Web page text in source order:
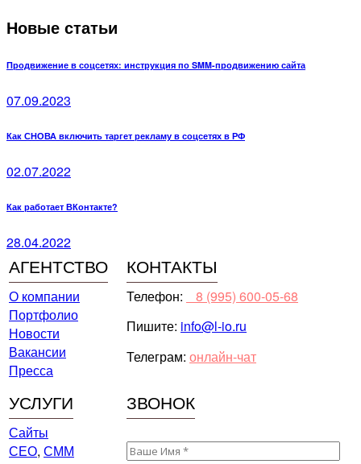
Новые статьи
Продвижение в соцсетях: инструкция по SMM-продвижению сайта
07.09.2023
Как СНОВА включить таргет рекламу в соцсетях в РФ
02.07.2022
Как работает ВКонтакте?
28.04.2022
АГЕНТСТВО КОНТАКТЫ
О компании
Портфолио
Новости
Вакансии
Пресса
Телефон:
⠀8 (995) 600-05-68
Пишите: info@l-io.ru
Телеграм: онлайн-чат
УСЛУГИ ЗВОНОК
Сайты
СЕО, СММ